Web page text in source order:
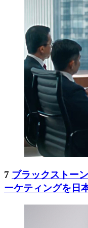
7 ブラックストー
ーケティングを日